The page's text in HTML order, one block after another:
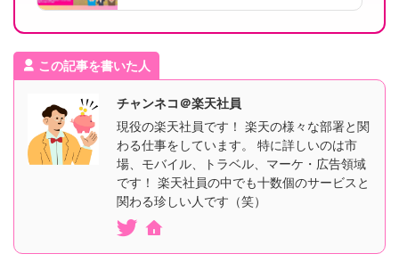
この記事を書いた人
チャンネコ＠楽天社員
現役の楽天社員です！ 楽天の様々な部署と関
わる仕事をしています。 特に詳しいのは市
場、モバイル、トラベル、マーケ・広告領域
です！ 楽天社員の中でも十数個のサービスと
関わる珍しい人です（笑）